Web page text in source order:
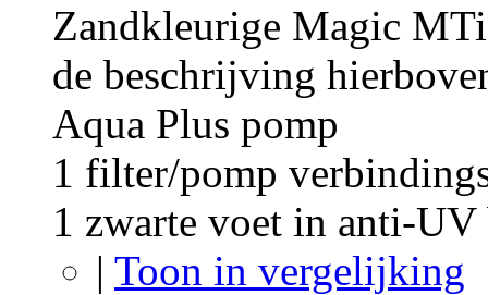
Zandkleurige Magic
de beschrijving
Aqua Plus pomp
1 filter/pomp
1 zwarte voet in anti-
| Toon in vergelijking